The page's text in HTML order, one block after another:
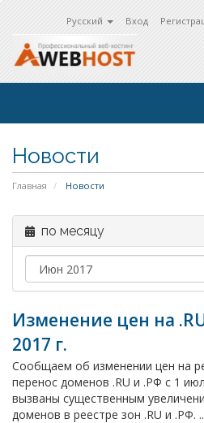
Русский Вход
Новости
Главная Новости
по месяцу
Изменение цен на
2017 г.
Сообщаем об изменении цен на
перенос доменов .RU и .РФ с 1
вызваны существенным
доменов в реестре зон .RU и .РФ.